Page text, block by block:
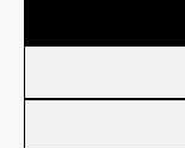
Beskrivelse
PEUGEOT 208 1,2